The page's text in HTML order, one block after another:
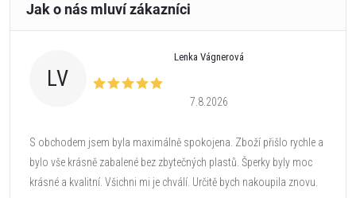
LV
Lenka Vágnerová
7.8.2026
S obchodem jsem byla maximálně spokojena. Zboží přišlo rychle a
bylo vše krásně zabalené bez zbytečných plastů. Šperky byly moc
krásné a kvalitní. Všichni mi je chválí. Určitě bych nakoupila znovu.